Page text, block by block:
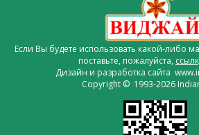
Если Вы будете использовать какой-либо
поставьте, пожалуйста,
Дизайн и разработка сайта
Copyright © 1993-2026